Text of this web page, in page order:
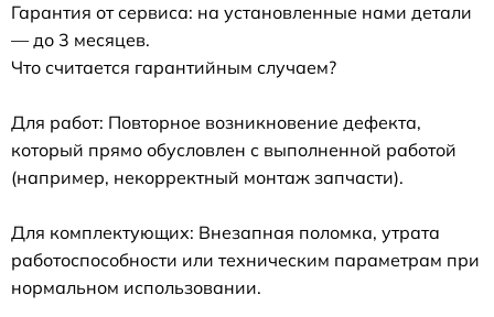
Гарантия от сервиса: на установленные нами детали
— до 3 месяцев.
Что считается гарантийным случаем?
Для работ: Повторное возникновение дефекта,
который прямо обусловлен с выполненной работой
(например, некорректный монтаж запчасти).
Для комплектующих: Внезапная поломка, утрата
работоспособности или техническим параметрам при
нормальном использовании.